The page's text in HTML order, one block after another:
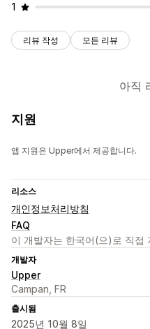
1
리뷰 작성 모든 리뷰
아직
지원
앱 지원은 Upper에서 제공합니다.
리소스
개인정보처리방침
FAQ
이 개발자는 한국어(으)로 직접
개발자
Upper
Campan, FR
출시됨
2025년 10월 8일